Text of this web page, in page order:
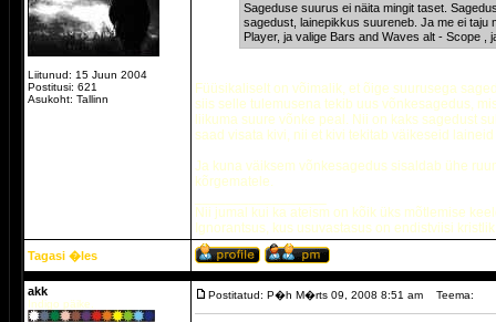
Liitunud: 15 Juun 2004
Postitusi: 621
Asukoht: Tallinn
Sageduse suurus ei näita mingit taset.
sagedust, lainepikkus suureneb. Ja me ei taju
Player, ja valige Bars and Waves alt - Scope ,
Füüsikaliselt on võimalik, et õige suurusega
siis selle tulemusena tekib uus võnkesagedus,
liikuma suure võnke peal. Nii on kaks sagedust
saad visata kivi, nii et kivi tekitab väikeseid
Ja kuna väiksem võnkesagedus sisaldab ühe
kõrgematele.
Nii jumal kui ka ateism on kõik üks mõtlemise
Ignorantsus, kus usuvastasus on endistviisi
Tagasi �les
akk
Indigo päike.
Postitatud: P�h M�rts 09, 2008 8:51 am Teema: